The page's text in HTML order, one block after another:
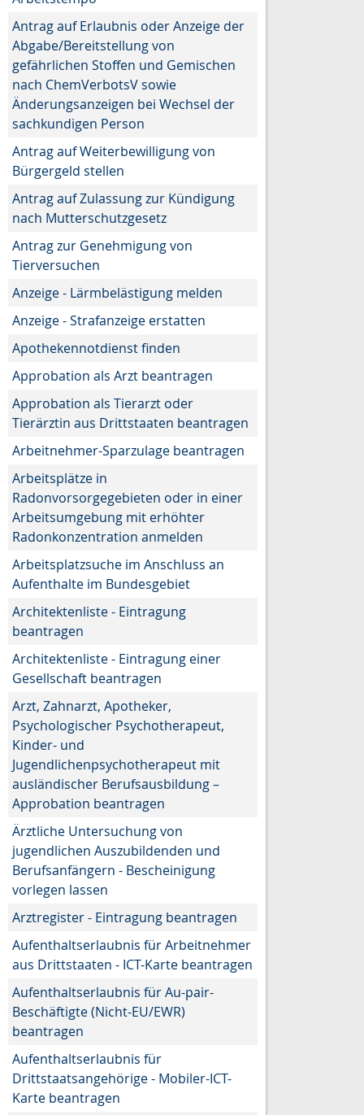
Antrag auf Erlaubnis oder Anzeige der
Abgabe/Bereitstellung von
gefährlichen Stoffen und Gemischen
nach ChemVerbotsV sowie
Änderungsanzeigen bei Wechsel der
sachkundigen Person
Antrag auf Weiterbewilligung von
Bürgergeld stellen
Antrag auf Zulassung zur Kündigung
nach Mutterschutzgesetz
Antrag zur Genehmigung von
Tierversuchen
Anzeige - Lärmbelästigung melden
Anzeige - Strafanzeige erstatten
Apothekennotdienst finden
Approbation als Arzt beantragen
Approbation als Tierarzt oder
Tierärztin aus Drittstaaten beantragen
Arbeitnehmer-Sparzulage beantragen
Arbeitsplätze in
Radonvorsorgegebieten oder in einer
Arbeitsumgebung mit erhöhter
Radonkonzentration anmelden
Arbeitsplatzsuche im Anschluss an
Aufenthalte im Bundesgebiet
Architektenliste - Eintragung
beantragen
Architektenliste - Eintragung einer
Gesellschaft beantragen
Arzt, Zahnarzt, Apotheker,
Psychologischer Psychotherapeut,
Kinder- und
Jugendlichenpsychotherapeut mit
ausländischer Berufsausbildung –
Approbation beantragen
Ärztliche Untersuchung von
jugendlichen Auszubildenden und
Berufsanfängern - Bescheinigung
vorlegen lassen
Arztregister - Eintragung beantragen
Aufenthaltserlaubnis für Arbeitnehmer
aus Drittstaaten - ICT-Karte beantragen
Aufenthaltserlaubnis für Au-pair-
Beschäftigte (Nicht-EU/EWR)
beantragen
Aufenthaltserlaubnis für
Drittstaatsangehörige - Mobiler-ICT-
Karte beantragen